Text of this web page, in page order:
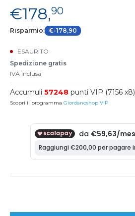
€178,90
Risparmio: €-178,90
ESAURITO
Spedizione gratis
IVA inclusa
Accumuli 57248 punti VIP (7156 x8)
Scopri il programma Giordanoshop VIP